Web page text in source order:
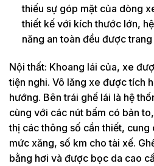
thiếu sự góp mặt của dòng
thiết kế với kích thước lớn,
năng an toàn đều được
Nội thất: Khoang lái của, xe
tiện nghi. Vô lăng xe được tích
hướng. Bên trái ghế lái là hệ
cùng với các nút bấm có bản
thị các thông số cần thiết,
mức xăng, số km cho tài xế.
bằng hơi và được bọc da cao